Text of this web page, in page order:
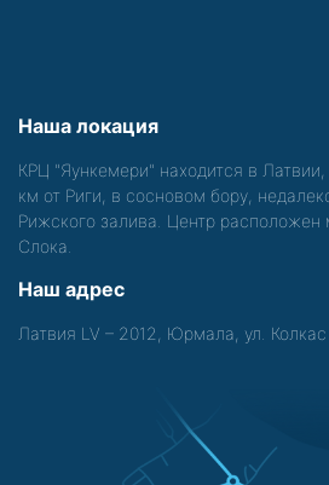
Наша локация
КРЦ "Яункемери" находится в
км от Риги, в сосновом бору,
Рижского залива. Центр
Слока.
Наш адрес
Латвия LV – 2012, Юрмала, ул.